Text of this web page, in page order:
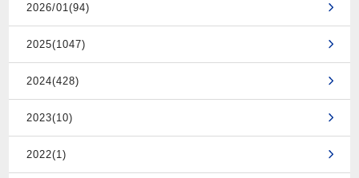
2026/01(94)
2025(1047)
2024(428)
2023(10)
2022(1)